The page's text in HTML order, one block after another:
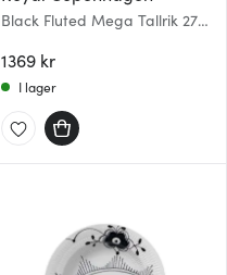
Black Fluted Mega Tallrik 27
1369 kr
I lager